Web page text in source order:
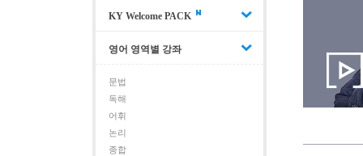
KY Welcome PACK
영어 영역별 강좌
문법
독해
어휘
논리
종합